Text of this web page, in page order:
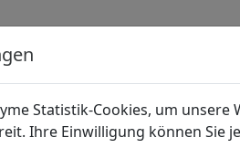
INDUSTRIEBÖDEN
Statistik-Cookies, um
Ihre Einwilligung können Sie